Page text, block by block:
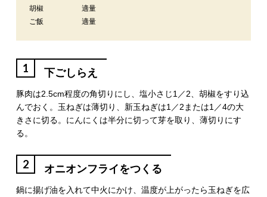
胡椒
適量
ご飯
適量
1 下ごしらえ
豚肉は2.5cm程度の角切りにし、塩小さじ1／2、胡椒をすり込
んでおく。玉ねぎは薄切り、新玉ねぎは1／2または1／4の大
きさに切る。にんにくは半分に切って芽を取り、薄切りにす
る。
2 オニオンフライをつくる
鍋に揚げ油を入れて中火にかけ、温度が上がったら玉ねぎを広